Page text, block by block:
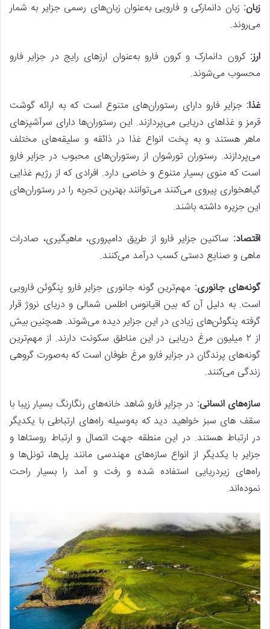
زبان: زبان دانمارکی و فارویی به‌عنوان زبان‌های رسمی جزایر به شمار
می‌روند.
ارز: کرون دانمارک و کرون فارو به‌عنوان ارزهای رایج در جزایر فارو
محسوب می‌شوند.
غذا: جزایر فارو دارای رستوران‌های متنوع است که به ارائه گوشت
قرمز و غذاهای دریایی می‌پردازند. این رستوران‌ها دارای سرآشپزهای
ماهر هستند و به پخت انواع غذا در ذائقه و سلیقه‌های مختلف
می‌پردازند. رستوران تورشوان از رستوران‌های محبوب در جزایر فارو
است که منوی بسیار متنوع و خاصی دارد. افرادی که از رژیم غذایی
گیاهخواری پیروی می‌کنند می‌توانند بهترین تجربه را در رستوران‌های
این جزیره داشته باشند.
اقتصاد: ساکنین جزایر فارو از طریق دامپروری، ماهیگیری، صادرات
ماهی و صنایع دستی کسب درآمد می‌کنند.
گونه‌های جانوری: مهم‌ترین گونه جانوری جزایر فارو پنگوئن فارویی
است. به دلیل آن که بین اقیانوس اطلس شمالی و دریای نروژ قرار
گرفته پنگوئن‌های زیادی در این جزایر دیده می‌شوند. همچنین بیش
از ۲ میلیون مرغ دریایی در این مناطق سکونت دارند. از مهم‌ترین
گونه‌های پرندگان در جزایر فارو مرغ طوفان است که به‌صورت گروهی
زندگی می‌کنند.
سازه‌های انسانی: در جزایر فارو شاهد خانه‌های رنگارنگ بسیار زیبا با
سقف های سبز خواهید دید که به‌وسیله راه‌های ارتباطی با یکدیگر
در ارتباط هستند. در این منطقه جهت اتصال و ارتباط روستاها و
جزایر با یکدیگر از انواع سازه‌های مهندسی مانند پل‌ها، تونل‌ها و
راه‌های زیردریایی استفاده شده و رفت و آمد را بسیار راحت
نموده‌اند.